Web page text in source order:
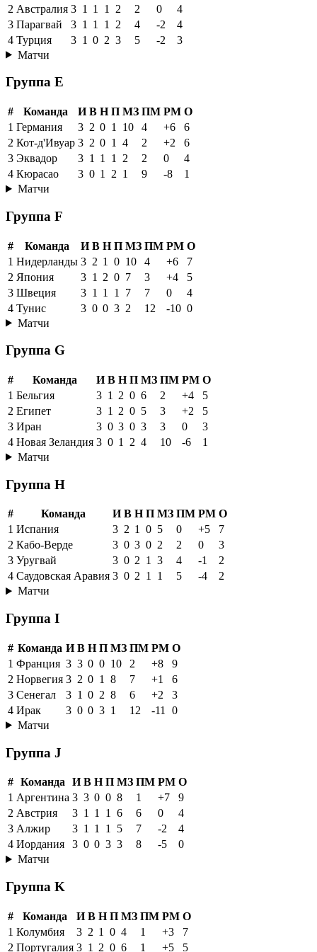
2 Австралия 3 1 1 1 2 2 0
4
3 Парагвай 3 1 1 1 2 4 -2
4
4 Турция 3 1 0 2 3 5 -2
3
Матчи
Группа E
# Команда И В Н П МЗ ПМ РМ О
1 Германия 3 2 0 1 10 4 +6
6
2 Кот-д'Ивуар 3 2 0 1 4 2 +2
6
3 Эквадор 3 1 1 1 2 2 0
4
4 Кюрасао 3 0 1 2 1 9 -8
1
Матчи
Группа F
# Команда И В Н П МЗ ПМ РМ О
1 Нидерланды 3 2 1 0 10 4 +6
7
2 Япония 3 1 2 0 7 3 +4
5
3 Швеция 3 1 1 1 7 7 0
4
4 Тунис 3 0 0 3 2 12 -10 0
Матчи
Группа G
# Команда И В Н П МЗ ПМ РМ О
1 Бельгия 3 1 2 0 6 2 +4
5
2 Египет 3 1 2 0 5 3 +2
5
3 Иран 3 0 3 0 3 3 0
3
4 Новая Зеландия 3 0 1 2 4 10 -6
1
Матчи
Группа H
# Команда И В Н П МЗ ПМ РМ О
1 Испания 3 2 1 0 5 0 +5
7
2 Кабо-Верде 3 0 3 0 2 2 0
3
3 Уругвай 3 0 2 1 3 4 -1
2
4 Саудовская Аравия 3 0 2 1 1 5 -4
2
Матчи
Группа I
# Команда И В Н П МЗ ПМ РМ О
1 Франция 3 3 0 0 10 2 +8
9
2 Норвегия 3 2 0 1 8 7 +1
6
3 Сенегал 3 1 0 2 8 6 +2
3
4 Ирак 3 0 0 3 1 12 -11
0
Матчи
Группа J
# Команда И В Н П МЗ ПМ РМ О
1 Аргентина 3 3 0 0 8 1 +7
9
2 Австрия 3 1 1 1 6 6 0
4
3 Алжир 3 1 1 1 5 7 -2
4
4 Иордания 3 0 0 3 3 8 -5
0
Матчи
Группа K
# Команда И В Н П МЗ ПМ РМ О
1 Колумбия 3 2 1 0 4 1 +3
7
2 Португалия 3 1 2 0 6 1 +5
5